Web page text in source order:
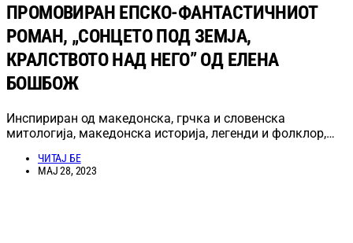
ПРОМОВИРАН ЕПСКО-ФАНТАСТИЧНИОТ
РОМАН, „СОНЦЕТО ПОД ЗЕМЈА,
КРАЛСТВОТО НАД НЕГО” ОД ЕЛЕНА
БОШБОЖ
Инспириран од македонска, грчка и словенска
митологија, македонска историја, легенди и фолклор,…
ЧИТАЈ БЕ
МАЈ 28, 2023